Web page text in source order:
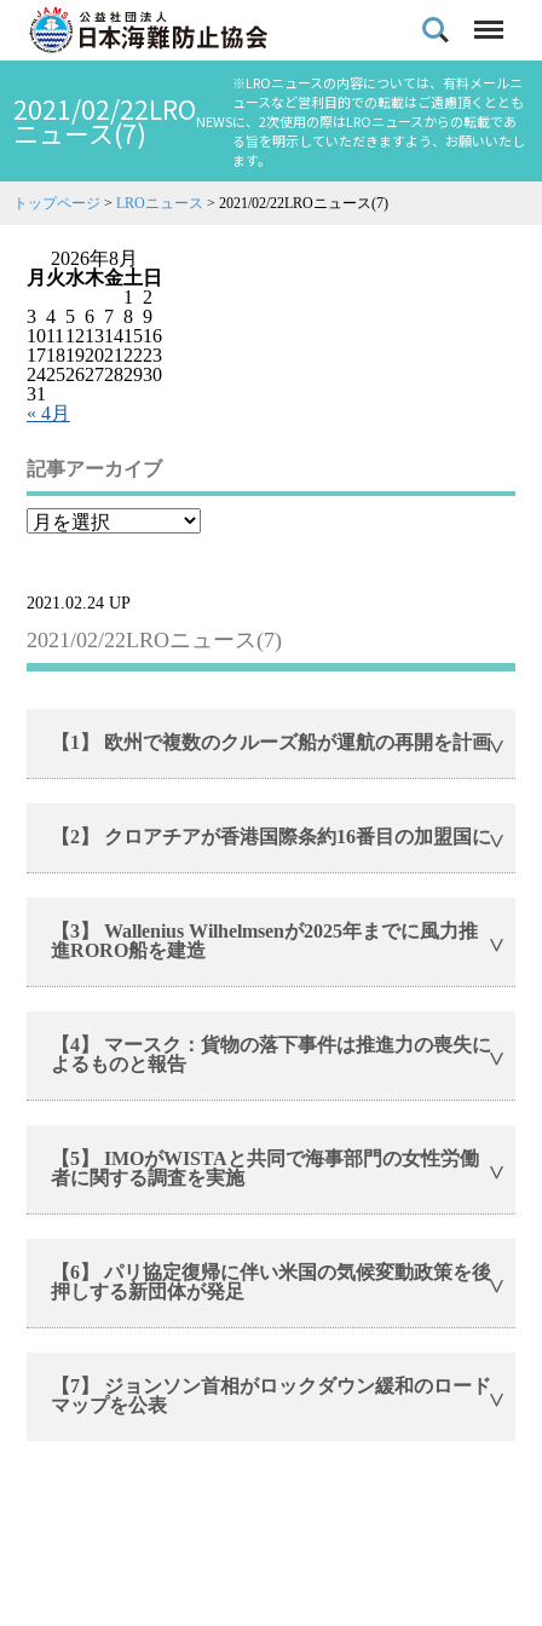
2021/02/22LRO
ニュース(7) NEWS
※LROニュースの内容については、有料メールニ
ュースなど営利目的での転載はご遠慮頂くととも
に、2次使用の際はLROニュースからの転載であ
る旨を明示していただきますよう、お願いいたし
ます。
トップページ >LROニュース >2021/02/22LROニュース(7)
2026年8月
月 火水木金土 日
1
2
3 4 5 6 7 8 9
1011 1213141516
1718192021 2223
24252627282930
31
« 4月
記事アーカイブ
2021.02.24 UP
2021/02/22LROニュース(7)
【1】 欧州で複数のクルーズ船が運航の再開を計画
【2】 クロアチアが香港国際条約16番目の加盟国に
【3】 Wallenius Wilhelmsenが2025年までに風力推
進RORO船を建造
【4】 マースク：貨物の落下事件は推進力の喪失に
よるものと報告
【5】 IMOがWISTAと共同で海事部門の女性労働
者に関する調査を実施
【6】 パリ協定復帰に伴い米国の気候変動政策を後
押しする新団体が発足
【7】 ジョンソン首相がロックダウン緩和のロード
マップを公表